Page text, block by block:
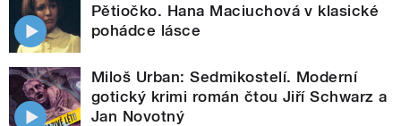
Pětiočko. Hana Maciuchová v klasické
pohádce lásce
Miloš Urban: Sedmikostelí. Moderní
gotický krimi román čtou Jiří Schwarz a
Jan Novotný